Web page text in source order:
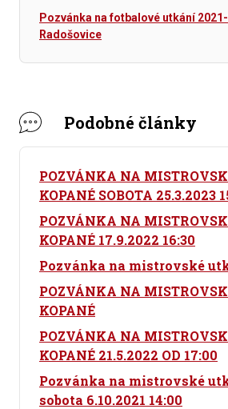
Pozvánka na fotbalové utkání
Radošovice
Podobné články
POZVÁNKA NA
KOPANÉ SOBOTA 25.3.2023
POZVÁNKA NA
KOPANÉ 17.9.2022 16:30
Pozvánka na mistrovské
POZVÁNKA NA
KOPANÉ
POZVÁNKA NA
KOPANÉ 21.5.2022 OD 17:00
Pozvánka na mistrovské
sobota 6.10.2021 14:00